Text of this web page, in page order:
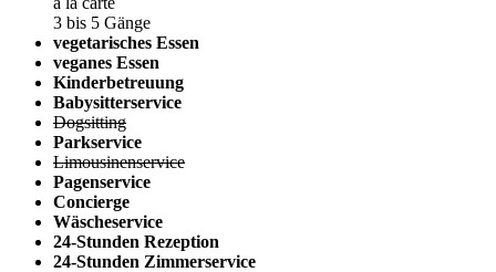
3 bis 5 Gänge
vegetarisches Essen
veganes Essen
Kinderbetreuung
Babysitterservice
Dogsitting
Parkservice
Limousinenservice
Pagenservice
Concierge
Wäscheservice
24-Stunden Rezeption
24-Stunden Zimmerservice